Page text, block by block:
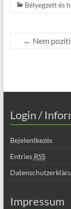
Bélyegzett és
← Nem
Login /
Bejelentkezés
Entries RSS
Impressum